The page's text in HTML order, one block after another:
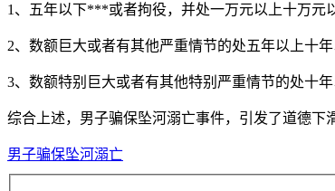
1、五年以下***或者拘役，并处一万元以上十万元
2、数额巨大或者有其他严重情节的处五年以上十
3、数额特别巨大或者有其他特别严重情节的处十
综合上述，男子骗保坠河溺亡事件，引发了道德下
男子骗保坠河溺亡